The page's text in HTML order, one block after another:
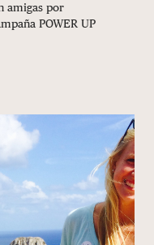
amigas por
POWER UP